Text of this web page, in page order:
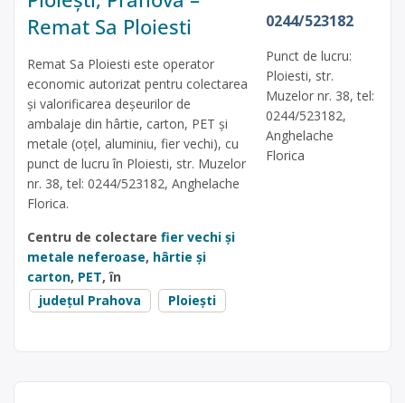
Remat Sa Ploiesti
Remat Sa Ploiesti este operator
economic autorizat pentru colectarea
și valorificarea deșeurilor de
ambalaje din hârtie, carton, PET și
metale (oțel, aluminiu, fier vechi), cu
punct de lucru în Ploiesti, str. Muzelor
nr. 38, tel: 0244/523182, Anghelache
Florica.
Centru de colectare fier vechi și
metale neferoase, hârtie și
carton, PET, în
județul Prahova
Ploiești
0244/523182
Punct de lucru:
Ploiesti, str.
Muzelor nr. 38, tel:
0244/523182,
Anghelache
Florica